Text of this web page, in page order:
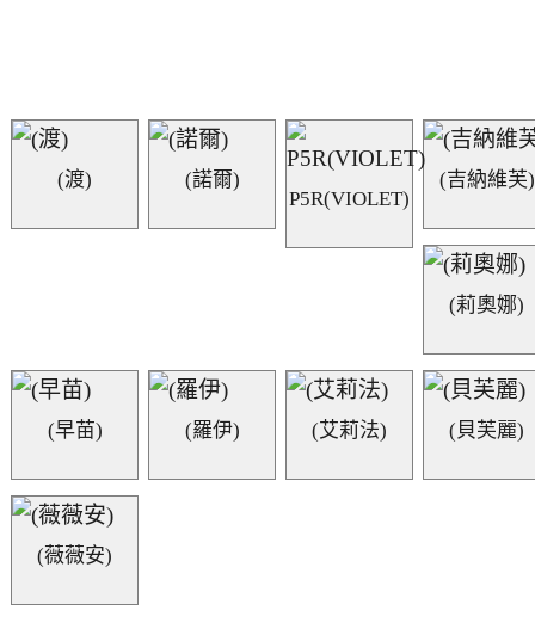
(渡)
(諾爾)
P5R(VIOLET)
(吉納維芙)
(莉奧娜)
(早苗) (羅伊) (艾莉法) (貝芙麗)
(薇薇安)